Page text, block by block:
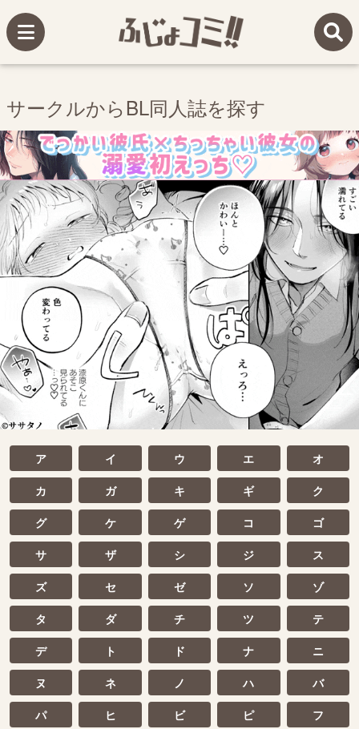
サークルからBL同人誌を探す
ア イ ウ エ
オ
カ
ガ キ ギ
ク
グ
ケ ゲ コ
ゴ
サ
ザ シ ジ
ス
ズ
セ ゼ ソ
ゾ
タ
ダ チ ツ
テ
デ
ト ド ナ
ニ
ヌ
ネ ノ ハ
バ
パ
ヒ ビ ピ
フ